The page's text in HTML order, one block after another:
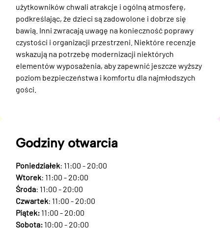
użytkowników chwali atrakcje i ogólną atmosferę,
podkreślając, że dzieci są zadowolone i dobrze się
bawią. Inni zwracają uwagę na konieczność poprawy
czystości i organizacji przestrzeni. Niektóre recenzje
wskazują na potrzebę modernizacji niektórych
elementów wyposażenia, aby zapewnić jeszcze wyższy
poziom bezpieczeństwa i komfortu dla najmłodszych
gości.
Godziny otwarcia
Poniedziałek: 11:00 - 20:00
Wtorek: 11:00 - 20:00
Środa: 11:00 - 20:00
Czwartek: 11:00 - 20:00
Piątek: 11:00 - 20:00
Sobota: 10:00 - 20:00